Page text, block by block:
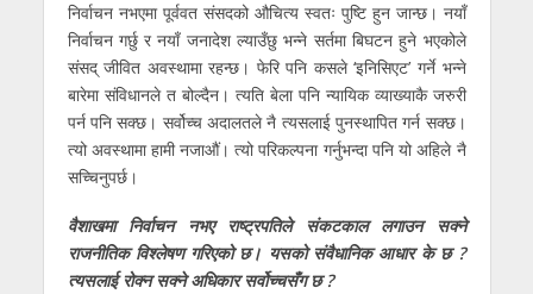
निर्वाचन नभएमा पूर्ववत संसदको औचित्य स्वतः पुष्टि हुन जान्छ। नयाँ
निर्वाचन गर्छु र नयाँ जनादेश ल्याउँछु भन्ने सर्तमा बिघटन हुने भएकोले
संसद् जीवित अवस्थामा रहन्छ। फेरि पनि कसले ‘इनिसिएट’ गर्ने भन्ने
बारेमा संविधानले त बोल्दैन। त्यति बेला पनि न्यायिक व्याख्याकै जरुरी
पर्न पनि सक्छ। सर्वोच्च अदालतले नै त्यसलाई पुनस्थापित गर्न सक्छ।
त्यो अवस्थामा हामी नजाऔं। त्यो परिकल्पना गर्नुभन्दा पनि यो अहिले नै
सच्चिनुपर्छ।
वैशाखमा निर्वाचन नभए राष्ट्रपतिले संकटकाल लगाउन सक्ने
राजनीतिक विश्लेषण गरिएको छ। यसको संवैधानिक आधार के छ ?
त्यसलाई रोक्न सक्ने अधिकार सर्वोच्चसँग छ ?